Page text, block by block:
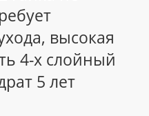
высокая
4-х слойный
5 лет